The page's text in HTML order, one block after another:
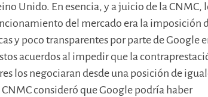
Unido. En esencia, y a juicio de la CNMC,
del mercado era la imposición
y poco transparentes por parte de Google
acuerdos al impedir que la
los negociaran desde una posición de
consideró que Google podría haber